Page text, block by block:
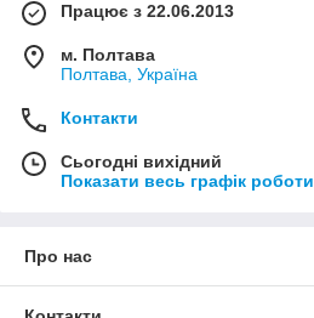
Працює з 22.06.2013
м. Полтава
Полтава, Україна
Контакти
Сьогодні вихідний
Показати весь графік роботи
Про нас